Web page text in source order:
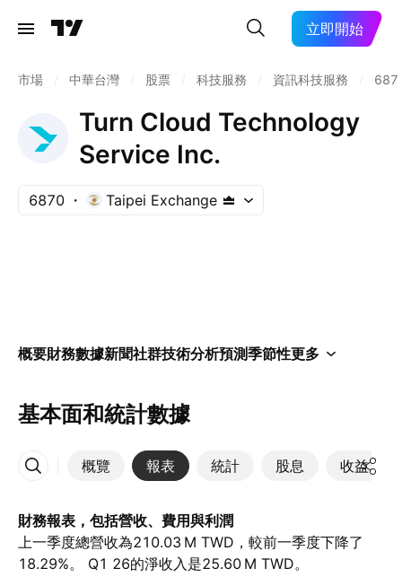
立即開始
市場 中華台灣 股票 科技服務 資訊科技服務
Turn Cloud Technology
Service Inc.
6870 Taipei Exchange
概要財務數據新聞社群技術分析預測季節性更多
基本面和統計數據
概覽 報表 統計 股息 收益
更多
財務報表，包括營收、費用與利潤
上一季度總營收為‪210.03 M‬ TWD，較前一季度下降了
18.29%。 Q1 26的淨收入是‪25.60 M‬ TWD。